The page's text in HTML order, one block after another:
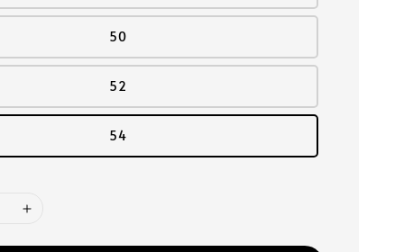
50
52
54